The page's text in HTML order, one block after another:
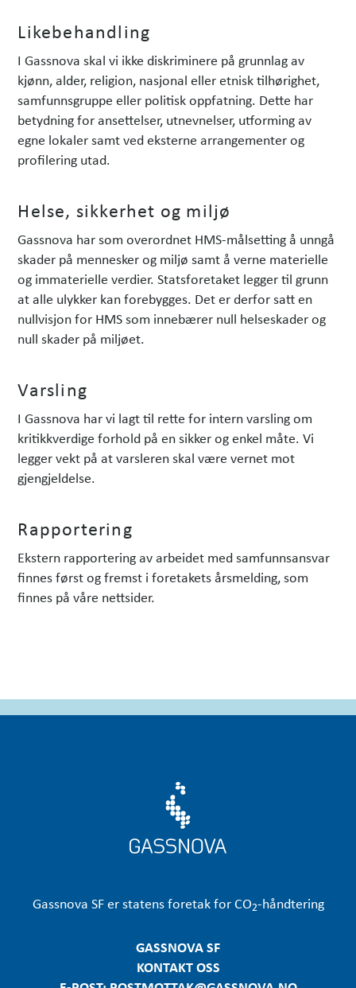
Likebehandling
I Gassnova skal vi ikke diskriminere på grunnlag av
kjønn, alder, religion, nasjonal eller etnisk tilhørighet,
samfunnsgruppe eller politisk oppfatning. Dette har
betydning for ansettelser, utnevnelser, utforming av
egne lokaler samt ved eksterne arrangementer og
profilering utad.
Helse, sikkerhet og miljø
Gassnova har som overordnet HMS-målsetting å unngå
skader på mennesker og miljø samt å verne materielle
og immaterielle verdier. Statsforetaket legger til grunn
at alle ulykker kan forebygges. Det er derfor satt en
nullvisjon for HMS som innebærer null helseskader og
null skader på miljøet.
Varsling
I Gassnova har vi lagt til rette for intern varsling om
kritikkverdige forhold på en sikker og enkel måte. Vi
legger vekt på at varsleren skal være vernet mot
gjengjeldelse.
Rapportering
Ekstern rapportering av arbeidet med samfunnsansvar
finnes først og fremst i foretakets årsmelding, som
finnes på våre nettsider.
Gassnova SF er statens foretak for CO2-håndtering
GASSNOVA SF
KONTAKT OSS